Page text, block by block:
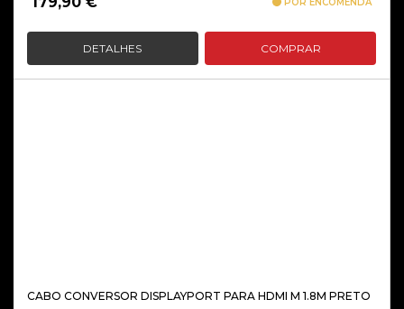
DETALHES COMPRAR
CABO CONVERSOR DISPLAYPORT PARA HDMI M 1.8M PRETO